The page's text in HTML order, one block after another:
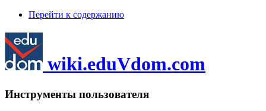
Перейти к содержанию
wiki.eduVdom.com
Инструменты пользователя